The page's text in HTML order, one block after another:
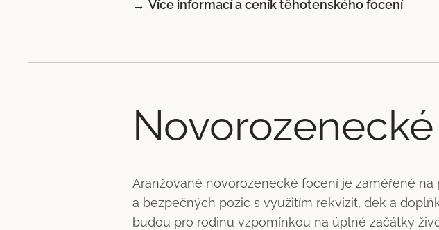
→ Více informací a ceník těhotenského focení
Aranžované novorozenecké focení je zaměřené
a bezpečných pozic s využitím rekvizit, dek a
budou pro rodinu vzpomínkou na úplné začátky